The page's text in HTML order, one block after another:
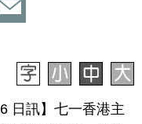
日訊】七一香港主